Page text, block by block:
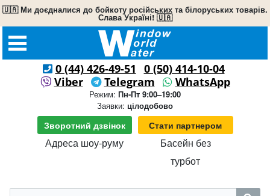
🇺🇦 Ми доєдналися до бойкоту російських та білоруських товарів.
Слава Україні! 🇺🇦
0 (44) 426-49-51
0 (50) 414-10-04
Viber
Telegram WhatsApp
Режим: Пн-Пт 9:00–19:00
Заявки: цілодобово
Зворотний дзвінок Стати партнером
Адреса шоу-руму
Басейн без
турбот